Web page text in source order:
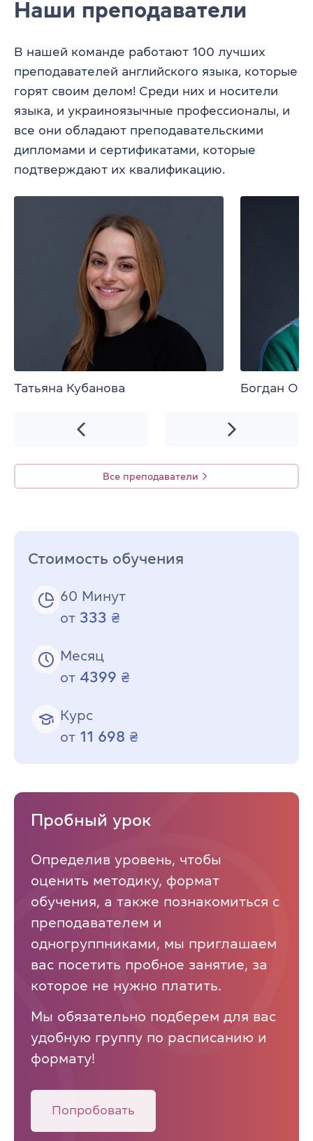
Наши преподаватели
В нашей команде работают 100 лучших
преподавателей английского языка, которые
горят своим делом! Среди них и носители
языка, и украиноязычные профессионалы, и
все они обладают преподавательскими
дипломами и сертификатами, которые
подтверждают их квалификацию.
Татьяна Кубанова Богдан
Все преподаватели
Стоимость обучения
60 Минут
от 333 ₴
Месяц
от 4399 ₴
Курс
от 11 698 ₴
Пробный урок
Определив уровень, чтобы
оценить методику, формат
обучения, а также познакомиться с
преподавателем и
одногруппниками, мы приглашаем
вас посетить пробное занятие, за
которое не нужно платить.
Мы обязательно подберем для вас
удобную группу по расписанию и
формату!
Попробовать